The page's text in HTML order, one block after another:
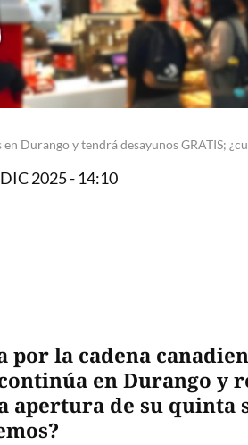
Durango y tendrá desayunos GRATIS;
2025 - 14:10
por la cadena
en Durango y
apertura de su quinta